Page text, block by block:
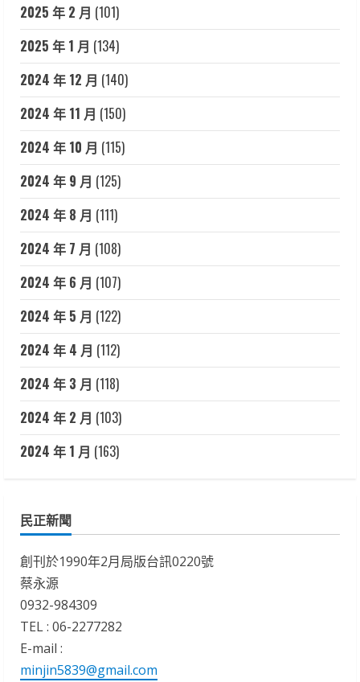
2025 年 2 月 (101)
2025 年 1 月 (134)
2024 年 12 月 (140)
2024 年 11 月 (150)
2024 年 10 月 (115)
2024 年 9 月 (125)
2024 年 8 月 (111)
2024 年 7 月 (108)
2024 年 6 月 (107)
2024 年 5 月 (122)
2024 年 4 月 (112)
2024 年 3 月 (118)
2024 年 2 月 (103)
2024 年 1 月 (163)
民正新聞
創刊於1990年2月局版台訊0220號
蔡永源
0932-984309
TEL : 06-2277282
E-mail :
minjin5839@gmail.com